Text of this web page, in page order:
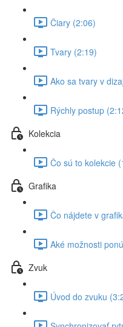
Čiary (2:06)
Tvary (2:19)
Ako sa tvary v
Rýchly postup
Kolekcia
Čo sú to kolekcie
Grafika
Čo nájdete v
Aké možnosti
Zvuk
Úvod do zvuku